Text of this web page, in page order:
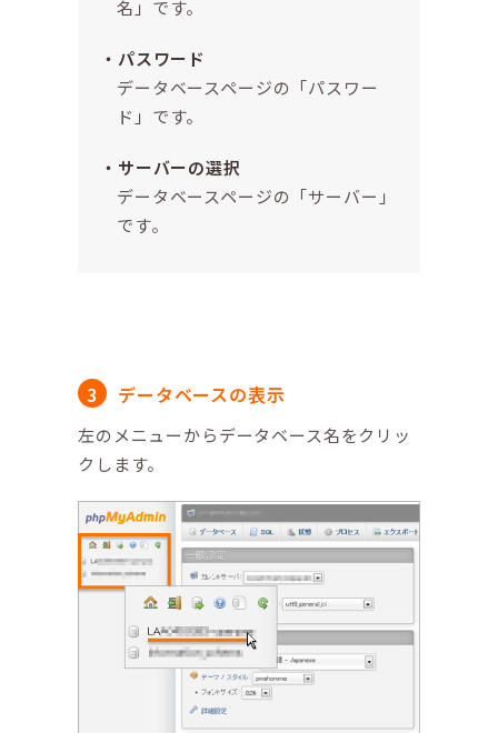
名」です。
パスワード
データベースページの「パスワー
ド」です。
サーバーの選択
データベースページの「サーバー」
です。
データベースの表示
左のメニューからデータベース名をクリッ
クします。